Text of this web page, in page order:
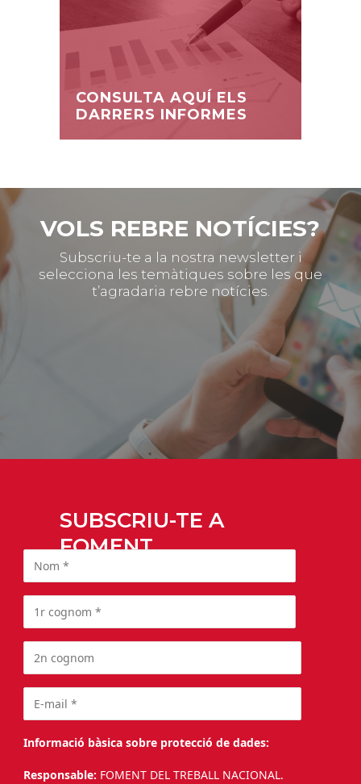
CONSULTA AQUÍ ELS
DARRERS INFORMES
VOLS REBRE NOTÍCIES?
Subscriu-te a la nostra newsletter i
selecciona les temàtiques sobre les que
t’agradaria rebre notícies.
SUBSCRIU-TE A
FOMENT
Informació bàsica sobre protecció de dades:
Responsable: FOMENT DEL TREBALL NACIONAL.